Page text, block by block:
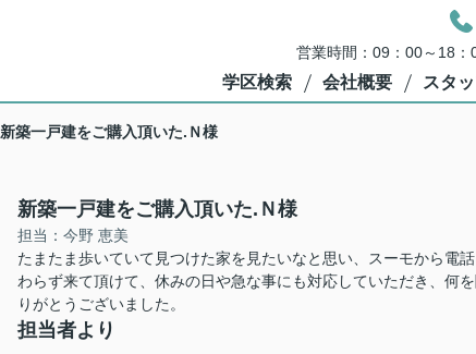
営業時間：09：00～18
学区検索 会社概要 スタ
新築一戸建をご購入頂いた.Ｎ様
新築一戸建をご購入頂いた.Ｎ様
担当：今野 恵美
たまたま歩いていて見つけた家を見たいなと思い、スーモから電
わらず来て頂けて、休みの日や急な事にも対応していただき、何
りがとうございました。
担当者より